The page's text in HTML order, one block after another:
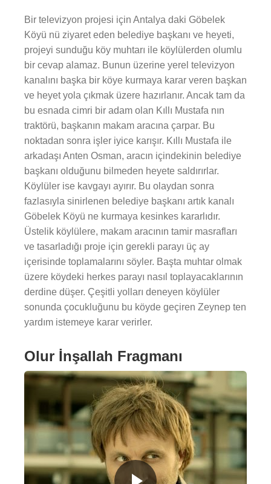
Bir televizyon projesi için Antalya daki Göbelek
Köyü nü ziyaret eden belediye başkanı ve heyeti,
projeyi sunduğu köy muhtarı ile köylülerden olumlu
bir cevap alamaz. Bunun üzerine yerel televizyon
kanalını başka bir köye kurmaya karar veren başkan
ve heyet yola çıkmak üzere hazırlanır. Ancak tam da
bu esnada cimri bir adam olan Kıllı Mustafa nın
traktörü, başkanın makam aracına çarpar. Bu
noktadan sonra işler iyice karışır. Kıllı Mustafa ile
arkadaşı Anten Osman, aracın içindekinin belediye
başkanı olduğunu bilmeden heyete saldırırlar.
Köylüler ise kavgayı ayırır. Bu olaydan sonra
fazlasıyla sinirlenen belediye başkanı artık kanalı
Göbelek Köyü ne kurmaya kesinkes kararlıdır.
Üstelik köylülere, makam aracının tamir masrafları
ve tasarladığı proje için gerekli parayı üç ay
içerisinde toplamalarını söyler. Başta muhtar olmak
üzere köydeki herkes parayı nasıl toplayacaklarının
derdine düşer. Çeşitli yolları deneyen köylüler
sonunda çocukluğunu bu köyde geçiren Zeynep ten
yardım istemeye karar verirler.
Olur İnşallah Fragmanı